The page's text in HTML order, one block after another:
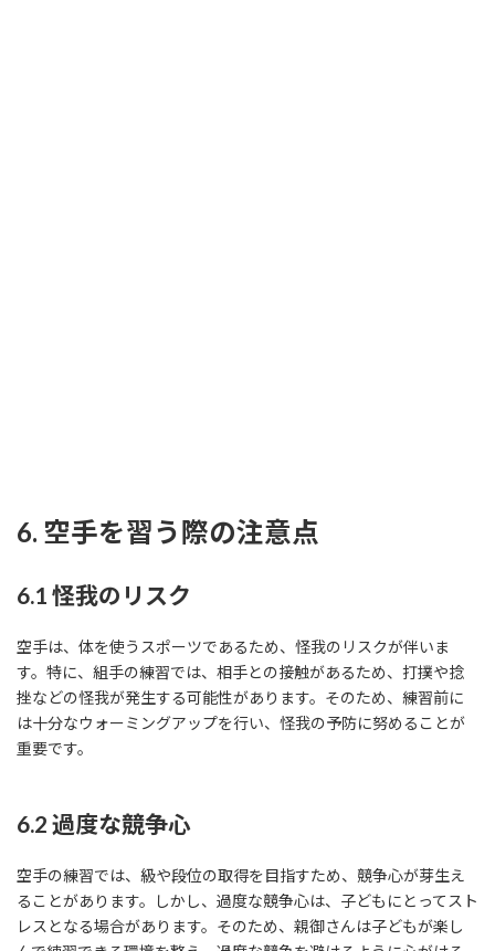
6. 空手を習う際の注意点
6.1 怪我のリスク
空手は、体を使うスポーツであるため、怪我のリスクが伴いま
す。特に、組手の練習では、相手との接触があるため、打撲や捻
挫などの怪我が発生する可能性があります。そのため、練習前に
は十分なウォーミングアップを行い、怪我の予防に努めることが
重要です。
6.2 過度な競争心
空手の練習では、級や段位の取得を目指すため、競争心が芽生え
ることがあります。しかし、過度な競争心は、子どもにとってスト
レスとなる場合があります。そのため、親御さんは子どもが楽し